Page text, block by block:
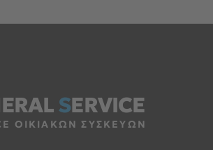
SERVICE
ΟΙΚΙΑΚΩΝ ΣΥΣΚΕΥΩΝ